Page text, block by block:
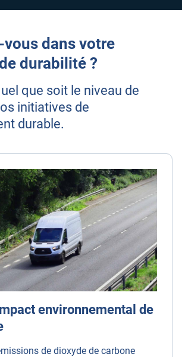
vous dans votre
durabilité ?
que soit le niveau de
initiatives de
durable.
environnemental de
de dioxyde de carbone